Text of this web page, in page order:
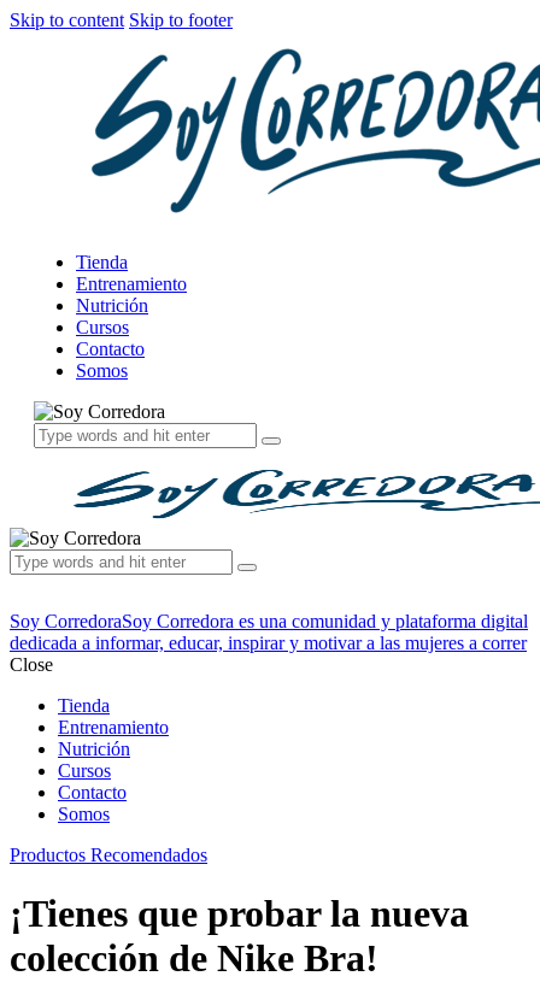
Skip to content Skip to footer
Tienda
Entrenamiento
Nutrición
Cursos
Contacto
Somos
Soy CorredoraSoy Corredora es una comunidad y plataforma digital
dedicada a informar, educar, inspirar y motivar a las mujeres a correr
Close
Tienda
Entrenamiento
Nutrición
Cursos
Contacto
Somos
Productos Recomendados
¡Tienes que probar la nueva
colección de Nike Bra!